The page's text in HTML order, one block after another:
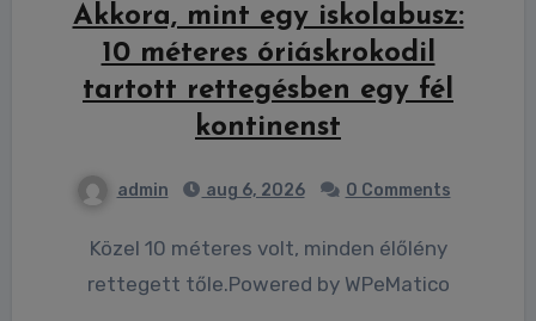
Akkora, mint egy iskolabusz:
10 méteres óriáskrokodil
tartott rettegésben egy fél
kontinenst
admin aug 6, 2026 0 Comments
Közel 10 méteres volt, minden élőlény
rettegett tőle.Powered by WPeMatico